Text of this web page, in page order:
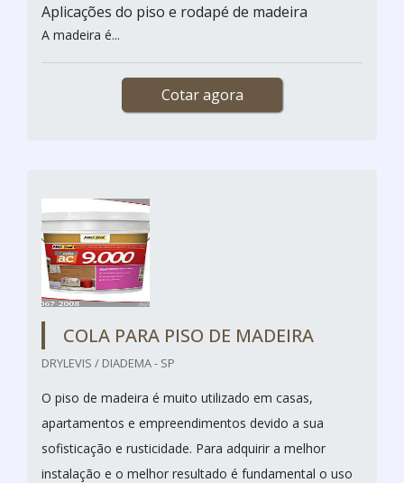
Aplicações do piso e rodapé de madeira
A madeira é...
Cotar agora
COLA PARA PISO DE MADEIRA
DRYLEVIS / DIADEMA - SP
O piso de madeira é muito utilizado em casas,
apartamentos e empreendimentos devido a sua
sofisticação e rusticidade. Para adquirir a melhor
instalação e o melhor resultado é fundamental o uso